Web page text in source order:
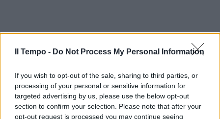
Il Tempo - Do Not Process My Personal Information
If you wish to opt-out of the sale, sharing to third parties, or
processing of your personal or sensitive information for
targeted advertising by us, please use the below opt-out
section to confirm your selection. Please note that after your
opt-out request is processed you may continue seeing